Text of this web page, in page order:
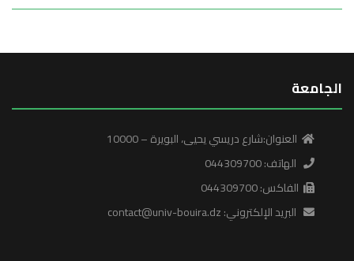
الجامعة
العنوان:شارع دريسي يحيى، البويرة – 10000
الهاتف: 044309700
الفاكس: 044309700
البريد الإلكتروني: contact@univ-bouira.dz